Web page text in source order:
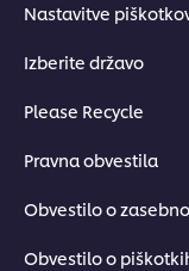
Nastavitve
Izberite državo
Please Recycle
Pravna obvestila
Obvestilo o
Obvestilo o